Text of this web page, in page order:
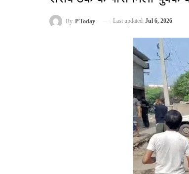
By P Today Last updated Jul 6, 2026